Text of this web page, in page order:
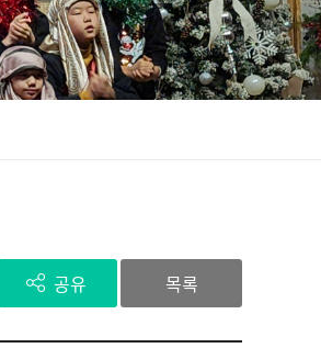
공유 목록